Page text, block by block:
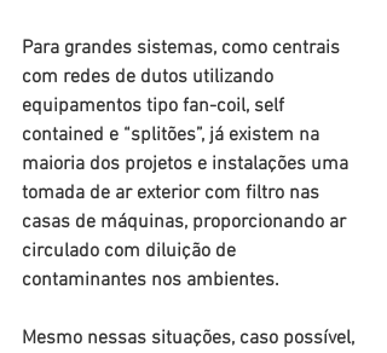
Para grandes sistemas, como centrais
com redes de dutos utilizando
equipamentos tipo fan-coil, self
contained e “splitões”, já existem na
maioria dos projetos e instalações uma
tomada de ar exterior com filtro nas
casas de máquinas, proporcionando ar
circulado com diluição de
contaminantes nos ambientes.
Mesmo nessas situações, caso possível,